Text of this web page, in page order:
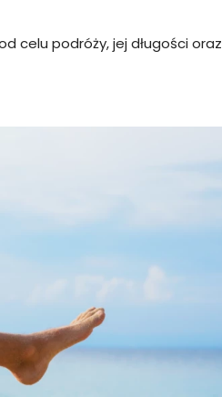
celu podróży, jej długości oraz